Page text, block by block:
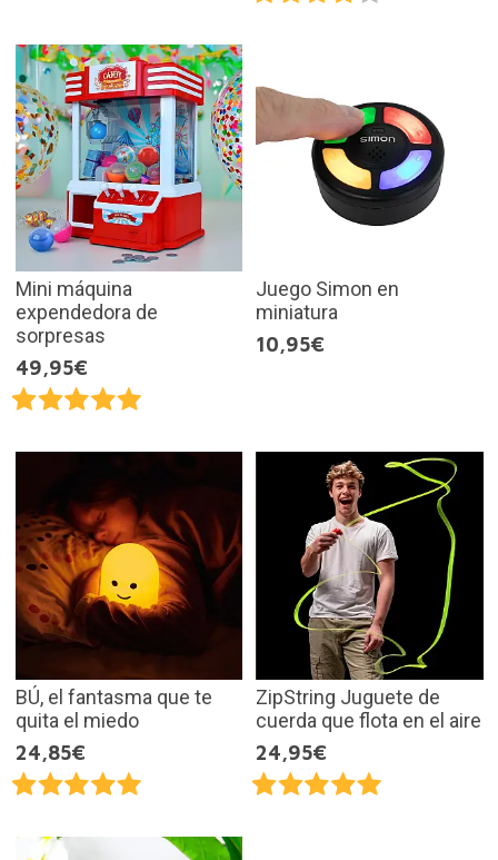
Mini máquina
expendedora de
sorpresas
49,95€
Juego Simon en
miniatura
10,95€
BÚ, el fantasma que te
quita el miedo
24,85€
ZipString Juguete de
cuerda que flota en el aire
24,95€